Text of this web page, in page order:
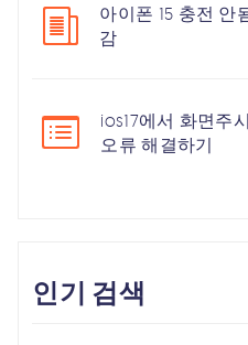
아이폰 15 충전 안
감
ios17에서 화면주
오류 해결하기
인기 검색